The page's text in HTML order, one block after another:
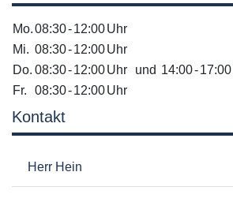
Mo.08:30-12:00Uhr
Mi. 08:30-12:00Uhr
Do. 08:30-12:00Uhr und 14:00-17:00
Fr.
08:30-12:00Uhr
Kontakt
Herr Hein